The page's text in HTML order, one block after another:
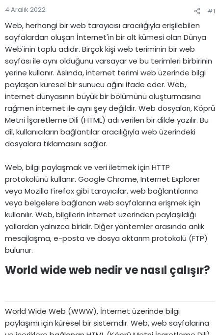
4 Aralık 2022 #1
Web, herhangi bir web tarayıcısı aracılığıyla erişilebilen
sayfalardan oluşan İnternet'in bir alt kümesi olan Dünya
Web'inin toplu adıdır. Birçok kişi web teriminin bir web
sayfası ile aynı olduğunu varsayar ve bu terimleri birbirinin
yerine kullanır. Aslında, internet terimi web üzerinde bilgi
paylaşan küresel bir sunucu ağını ifade eder. Web,
internet dünyasının büyük bir bölümünü oluşturmasına
rağmen internet ile aynı şey değildir. Web dosyaları, Köprü
Metni İşaretleme Dili (HTML) adı verilen bir dilde yazılır. Bu
dil, kullanıcıların bağlantılar aracılığıyla web üzerindeki
dosyalara tıklamasını sağlar.
Web, bilgi paylaşmak ve veri iletmek için HTTP
protokolünü kullanır. Google Chrome, Internet Explorer
veya Mozilla Firefox gibi tarayıcılar, web bağlantılarına
veya belgelere bağlanan web sayfalarına erişmek için
kullanılır. Web, bilgilerin internet üzerinden paylaşıldığı
yollardan yalnızca biridir. Diğer yöntemler arasında anlık
mesajlaşma, e-posta ve dosya aktarım protokolü (FTP)
bulunur.
World wide web nedir ve nasıl çalışır?​
World Wide Web (WWW), İnternet üzerinde bilgi
paylaşımı için küresel bir sistemdir. Web, web sayfalarına